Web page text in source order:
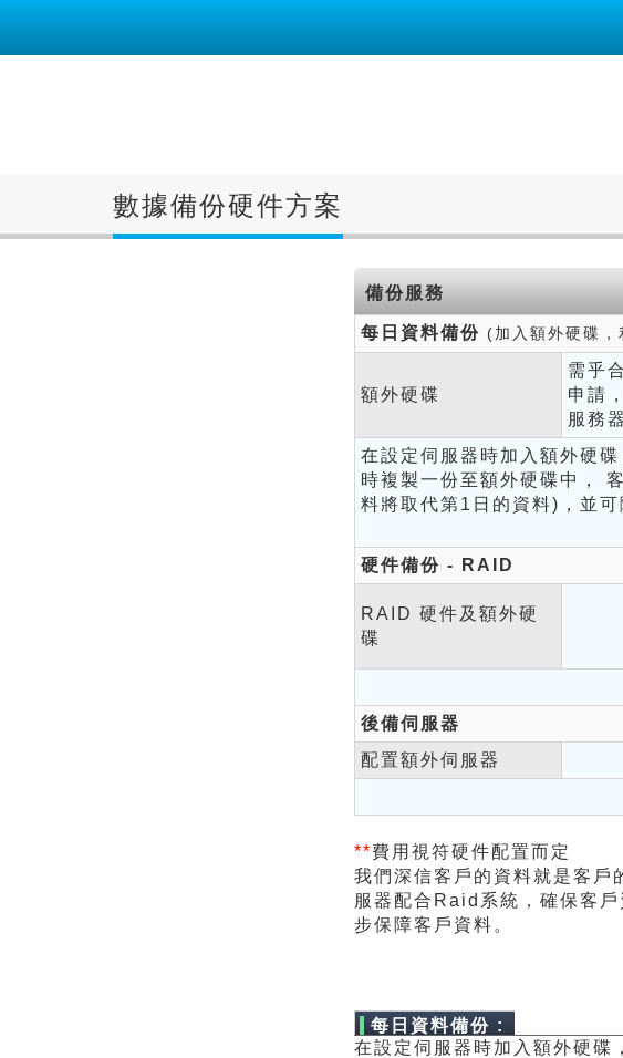
數據備份硬件方案
備份服務
每日資料備份 (加入額外硬碟
額外硬碟
需乎
申請
服務
在設定伺服器時加入額外硬
時複製一份至額外硬碟中，
料將取代第1日的資料)，並
硬件備份 - RAID
RAID 硬件及額外硬
碟
後備伺服器
配置額外伺服器
**費用視符硬件配置而定
我們深信客戶的資料就是客戶
服器配合Raid系統，確保客
步保障客戶資料。
每日資料備份 :
在設定伺服器時加入額外硬